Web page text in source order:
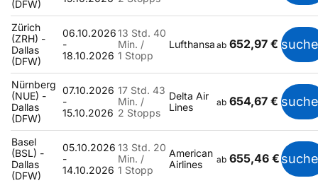
(DFW)
Zürich
(ZRH) -
Dallas
(DFW)
06.10.2026
-
18.10.2026
13 Std. 40
Min. /
1 Stopp
Lufthansa ab 652,97 €
Nürnberg
(NUE) -
Dallas
(DFW)
07.10.2026
-
15.10.2026
17 Std. 43
Min. /
2 Stopps
Delta Air
Lines
ab 654,67 €
Basel
(BSL) -
Dallas
(DFW)
05.10.2026
-
14.10.2026
13 Std. 20
Min. /
1 Stopp
American
Airlines
ab 655,46 €